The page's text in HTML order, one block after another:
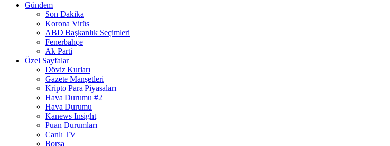
Gündem
Son Dakika
Korona Virüs
ABD Başkanlık Seçimleri
Fenerbahçe
Ak Parti
Özel Sayfalar
Döviz Kurları
Gazete Manşetleri
Kripto Para Piyasaları
Hava Durumu #2
Hava Durumu
Kanews Insight
Puan Durumları
Canlı TV
Borsa